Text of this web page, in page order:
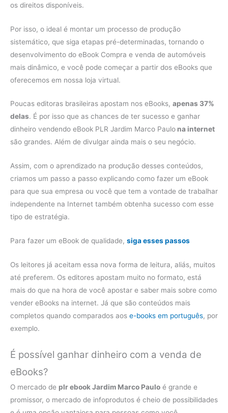
os direitos disponíveis.
Por isso, o ideal é montar um processo de produção
sistemático, que siga etapas pré-determinadas, tornando o
desenvolvimento do eBook Compra e venda de automóveis
mais dinâmico, e você pode começar a partir dos eBooks que
oferecemos em nossa loja virtual.
Poucas editoras brasileiras apostam nos eBooks, apenas 37%
delas. É por isso que as chances de ter sucesso e ganhar
dinheiro vendendo eBook PLR Jardim Marco Paulo na internet
são grandes. Além de divulgar ainda mais o seu negócio.
Assim, com o aprendizado na produção desses conteúdos,
criamos um passo a passo explicando como fazer um eBook
para que sua empresa ou você que tem a vontade de trabalhar
independente na Internet também obtenha sucesso com esse
tipo de estratégia.
Para fazer um eBook de qualidade, siga esses passos
Os leitores já aceitam essa nova forma de leitura, aliás, muitos
até preferem. Os editores apostam muito no formato, está
mais do que na hora de você apostar e saber mais sobre como
vender eBooks na internet. Já que são conteúdos mais
completos quando comparados aos e-books em português, por
exemplo.
É possível ganhar dinheiro com a venda de
eBooks?
O mercado de plr ebook Jardim Marco Paulo é grande e
promissor, o mercado de infoprodutos é cheio de possibilidades